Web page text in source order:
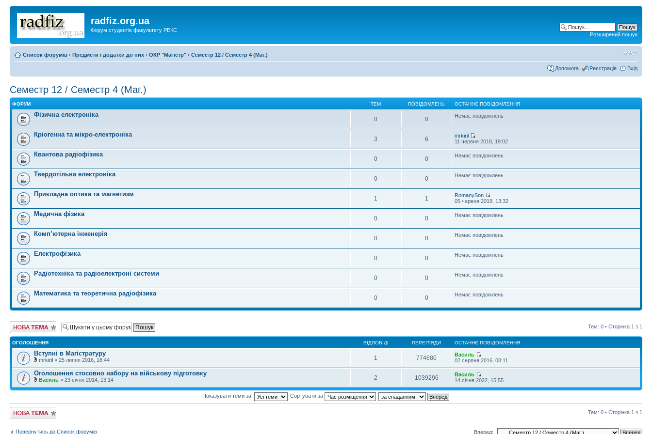
radfiz.org.ua
Форум студентів факультету РЕКС
Розширений пошук
Список форумів ‹ Предмети і додатки до них ‹ ОКР "Магістр" ‹ Семестр 12 / Семестр 4 (Маг.)
Допомога Реєстрація Вхід
Семестр 12 / Семестр 4 (Маг.)
ФОРУМ ТЕМ ПОВІДОМЛЕНЬ ОСТАННЄ ПОВІДОМЛЕННЯ
Фізична електроніка
0 0 Немає повідомлень
Кріогенна та мікро-електроніка
3 6
mrkiril
11 червня 2018, 19:02
Квантова радіофізика
0 0 Немає повідомлень
Твердотільна електроніка
0 0 Немає повідомлень
Прикладна оптика та магнетизм
1 1
RomanySon
05 червня 2019, 13:32
Медична фізика
0 0 Немає повідомлень
Комп’ютерна інженерія
0 0 Немає повідомлень
Електрофізика
0 0 Немає повідомлень
Радіотехніка та радіоелектроні системи
0 0 Немає повідомлень
Математика та теоретична радіофізика
0 0 Немає повідомлень
Створити нову
тему
Тем: 0 • Сторінка 1 з 1
ОГОЛОШЕННЯ ВІДПОВІДІ ПЕРЕГЛЯДИ ОСТАННЄ ПОВІДОМЛЕННЯ
Вступні в Магістратуру
mrkiril » 25 липня 2016, 18:44 1 774680
Василь
02 серпня 2016, 08:11
Оголошення стосовно набору на військову підготовку
Василь » 23 січня 2014, 13:14 2 1039296
Василь
14 січня 2022, 15:55
Показувати теми за: Сортувати за
Створити нову
тему
Тем: 0 • Сторінка 1 з 1
Повернутись до Список форумів Вперед: